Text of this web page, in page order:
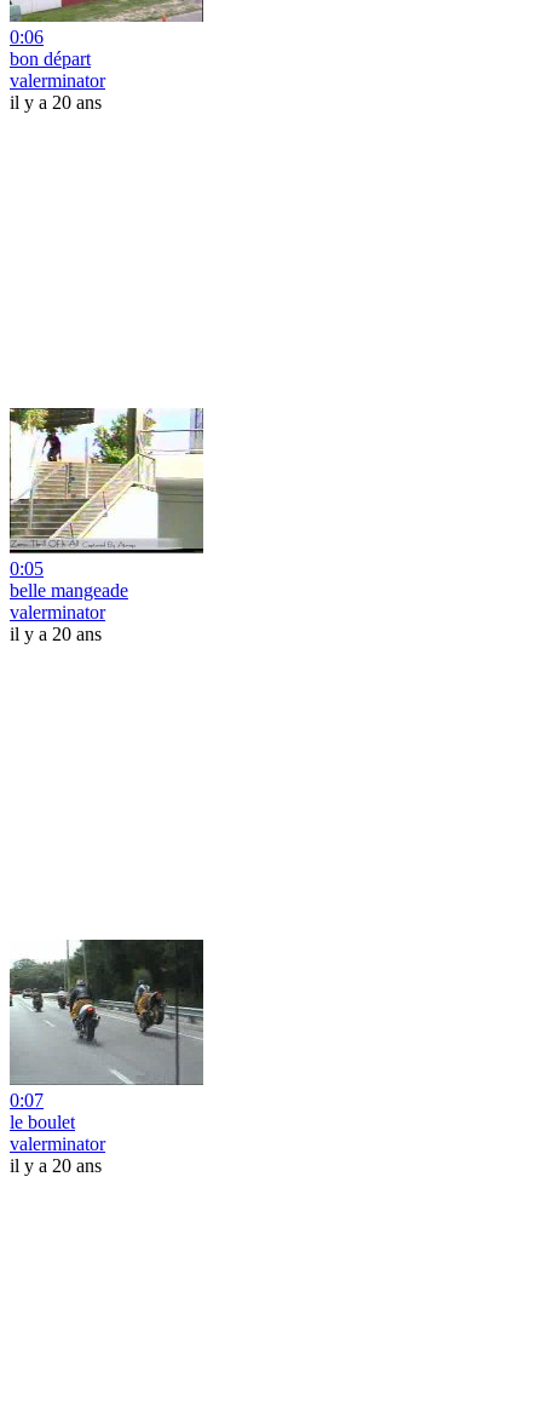
0:06
bon départ
valerminator
il y a 20 ans
0:05
belle mangeade
valerminator
il y a 20 ans
0:07
le boulet
valerminator
il y a 20 ans